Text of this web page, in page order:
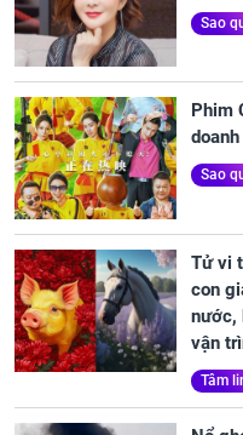
Sao
Phim
Sao
Tử vi
con
nước,
vận
Tâm